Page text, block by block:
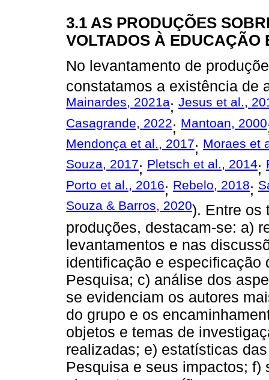
3.1 AS PRODUÇÕES
VOLTADOS À EDUCAÇÃO
No levantamento de
constatamos a existência de
Mainardes, 2021a; Jesus et al.,
Casagrande, 2022; Mantoan, 2000
Mendonça et al., 2017; Moraes et
Souza, 2017; Pletsch et al., 2014;
Porto et al., 2016; Rebelo, 2018;
Souza & Barros, 2020). Entre os
produções, destacam-se: a)
levantamentos e nas
identificação e especificação
Pesquisa; c) análise dos
se evidenciam os autores
do grupo e os
objetos e temas de
realizadas; e) estatísticas
Pesquisa e seus impactos;